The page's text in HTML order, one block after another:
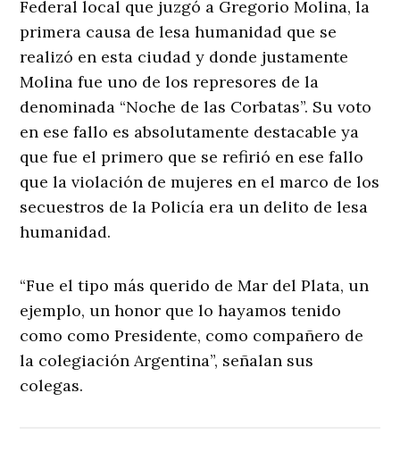
Federal local que juzgó a Gregorio Molina, la
primera causa de lesa humanidad que se
realizó en esta ciudad y donde justamente
Molina fue uno de los represores de la
denominada “Noche de las Corbatas”. Su voto
en ese fallo es absolutamente destacable ya
que fue el primero que se refirió en ese fallo
que la violación de mujeres en el marco de los
secuestros de la Policía era un delito de lesa
humanidad.
“Fue el tipo más querido de Mar del Plata, un
ejemplo, un honor que lo hayamos tenido
como como Presidente, como compañero de
la colegiación Argentina”, señalan sus
colegas.